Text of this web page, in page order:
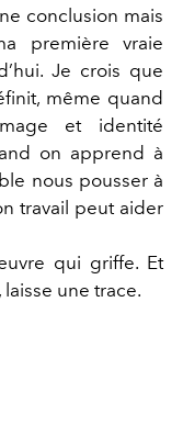
conclusion mais
première vraie
Je crois que
même quand
et identité
on apprend à
nous pousser à
travail peut aider
qui griffe. Et
une trace.